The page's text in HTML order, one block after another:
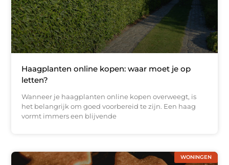
Haagplanten online kopen: waar moet je op
letten?
Wanneer je haagplanten online kopen overweegt, is
het belangrijk om goed voorbereid te zijn. Een haag
vormt immers een blijvende
WONINGEN